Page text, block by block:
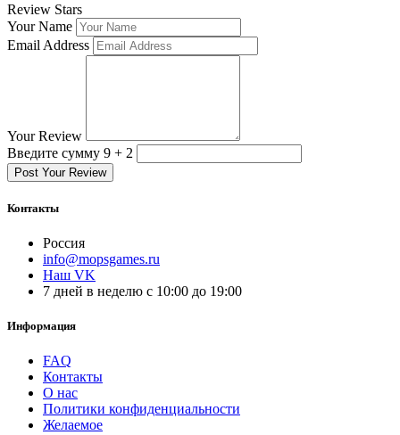
Review Stars
Your Name
Email Address
Your Review
Введите сумму 9 + 2
Post Your Review
Контакты
Россия
info@mopsgames.ru
Наш VK
7 дней в неделю с 10:00 до 19:00
Информация
FAQ
Контакты
О нас
Политики конфиденциальности
Желаемое